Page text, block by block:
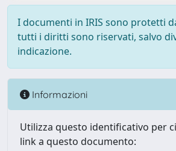
I documenti in IRIS sono protetti
tutti i diritti sono riservati, salvo
indicazione.
Informazioni
Utilizza questo identificativo per
link a questo documento: